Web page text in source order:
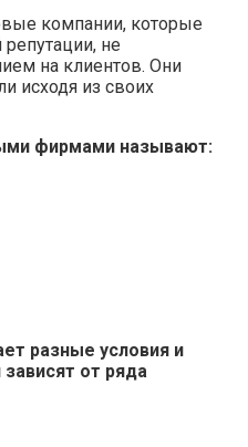
компании, которые
репутации, не
на клиентов. Они
исходя из своих
фирмами называют:
разные условия и
от ряда